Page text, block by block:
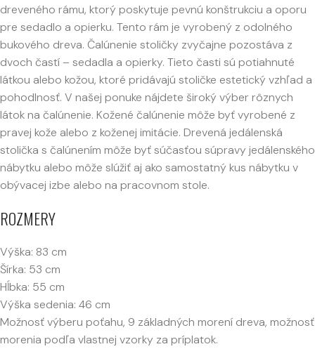
dreveného rámu, ktorý poskytuje pevnú konštrukciu a oporu
pre sedadlo a opierku. Tento rám je vyrobený z odolného
bukového dreva. Čalúnenie stoličky zvyčajne pozostáva z
dvoch častí – sedadla a opierky. Tieto časti sú potiahnuté
látkou alebo kožou, ktoré pridávajú stoličke estetický vzhľad a
pohodlnosť. V našej ponuke nájdete široký výber rôznych
látok na čalúnenie. Kožené čalúnenie môže byť vyrobené z
pravej kože alebo z koženej imitácie. Drevená jedálenská
stolička s čalúnením môže byť súčasťou súpravy jedálenského
nábytku alebo môže slúžiť aj ako samostatný kus nábytku v
obývacej izbe alebo na pracovnom stole.
ROZMERY
Výška: 83 cm
Šírka: 53 cm
Hĺbka: 55 cm
Výška sedenia: 46 cm
Možnosť výberu poťahu, 9 základných morení dreva, možnosť
morenia podľa vlastnej vzorky za príplatok.